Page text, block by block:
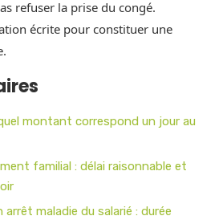
refuser la prise du congé.
écrite pour constituer une
montant correspond un jour au
familial : délai raisonnable et
maladie du salarié : durée